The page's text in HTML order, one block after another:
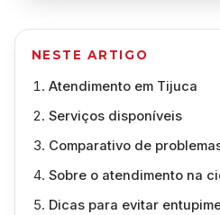
NESTE ARTIGO
Atendimento em Tijuca
Serviços disponíveis
Comparativo de
Sobre o atendimento na
Dicas para evitar